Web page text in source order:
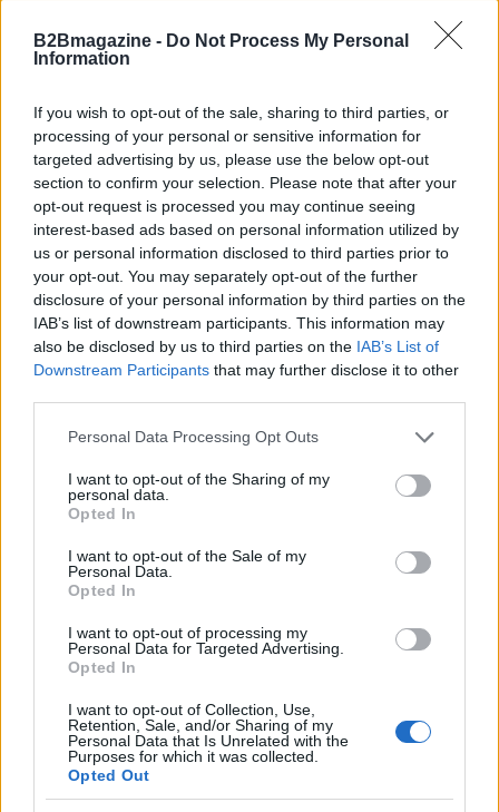
B2Bmagazine - Do Not Process My Personal
Information
If you wish to opt-out of the sale, sharing to third parties, or
processing of your personal or sensitive information for
targeted advertising by us, please use the below opt-out
section to confirm your selection. Please note that after your
opt-out request is processed you may continue seeing
interest-based ads based on personal information utilized by
us or personal information disclosed to third parties prior to
your opt-out. You may separately opt-out of the further
disclosure of your personal information by third parties on the
IAB’s list of downstream participants. This information may
also be disclosed by us to third parties on the IAB’s List of
Downstream Participants that may further disclose it to other
Please note that this website/app uses one or more Google
not limited to your visit or usage behaviour. You may click to
grant or deny consent to Google and its third-party tags to
use your data for below specified purposes in below Google
consent section.
Personal Data Processing Opt Outs
I want to opt-out of the Sharing of my
personal data.
Opted In
I want to opt-out of the Sale of my
Personal Data.
Opted In
I want to opt-out of processing my
Personal Data for Targeted Advertising.
Opted In
I want to opt-out of Collection, Use,
Retention, Sale, and/or Sharing of my
Personal Data that Is Unrelated with the
Purposes for which it was collected.
Opted Out
sostituire il tuo istinto imprenditoriale o la tua
In conclusione, preparati a un futuro in cui l’IA e la
digitalizzazione saranno parte integrante della tua
vita lavorativa. Sarà un viaggio affascinante (e a
volte spaventoso), ma chi ha paura di un po’ di
adrenalina? E mentre ti prepari per il tuo prossimo
incontro, ricorda: l’innovazione è come un aperitivo,
deve essere gustata con moderazione, ma non può
mancare nel tuo menu imprenditoriale!
AUTORE